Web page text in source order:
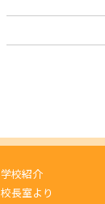
学校紹介
校長室より